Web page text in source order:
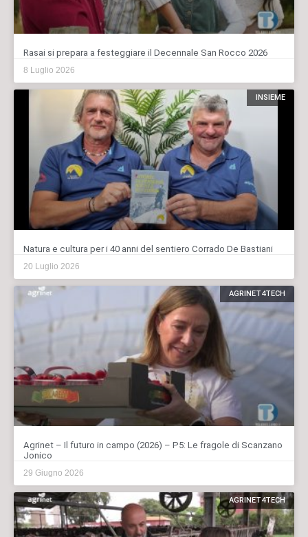
Rasai si prepara a festeggiare il Decennale San Rocco 2026
8 Luglio 2026
INSIEME
Natura e cultura per i 40 anni del sentiero Corrado De Bastiani
20 Luglio 2026
AGRINET4TECH
Agrinet – Il futuro in campo (2026) – P5: Le fragole di Scanzano
Jonico
29 Giugno 2026
AGRINET4TECH